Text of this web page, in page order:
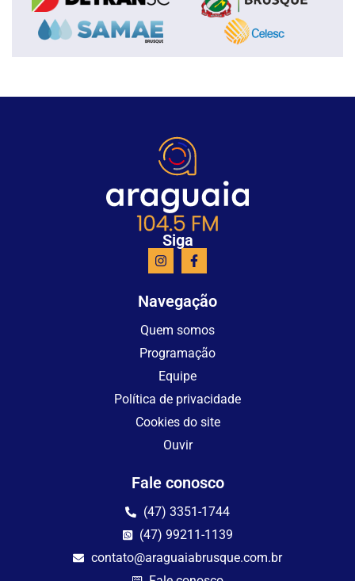
Siga
Navegação
Quem somos
Programação
Equipe
Política de privacidade
Cookies do site
Ouvir
Fale conosco
(47) 3351-1744
(47) 99211-1139
contato@araguaiabrusque.com.br